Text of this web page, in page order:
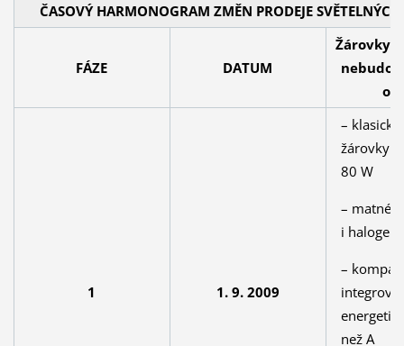
ČASOVÝ HARMONOGRAM ZMĚN PRODEJE
FÁZE DATUM
Žárovky,
1 1. 9. 2009
–
žárovky
80 W
– matné
i
–
než A